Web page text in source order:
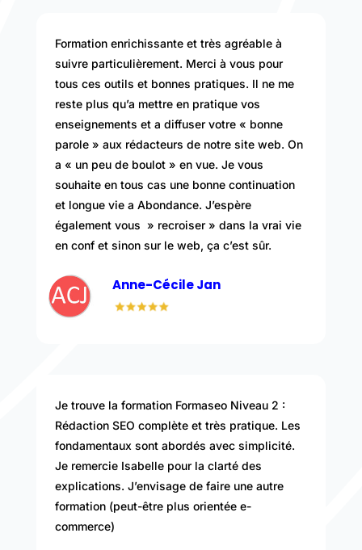
Formation enrichissante et très agréable à
suivre particulièrement. Merci à vous pour
tous ces outils et bonnes pratiques. Il ne me
reste plus qu’a mettre en pratique vos
enseignements et a diffuser votre « bonne
parole » aux rédacteurs de notre site web. On
a « un peu de boulot » en vue. Je vous
souhaite en tous cas une bonne continuation
et longue vie a Abondance. J’espère
également vous » recroiser » dans la vrai vie
en conf et sinon sur le web, ça c’est sûr.
Anne-Cécile Jan
Je trouve la formation Formaseo Niveau 2 :
Rédaction SEO complète et très pratique. Les
fondamentaux sont abordés avec simplicité.
Je remercie Isabelle pour la clarté des
explications. J’envisage de faire une autre
formation (peut-être plus orientée e-
commerce)